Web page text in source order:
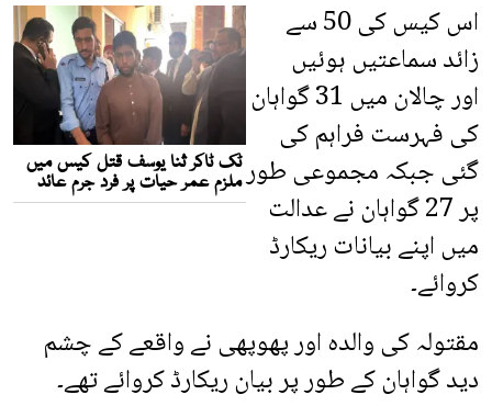
اس کیس کی 50 سے
زائد سماعتیں ہوئیں
اور چالان میں 31 گواہان
کی فہرست فراہم کی
گئی جبکہ مجموعی طور
پر 27 گواہان نے عدالت
میں اپنے بیانات ریکارڈ
کروائے۔
مقتولہ کی والدہ اور پھوپھی نے واقعے کے چشم
دید گواہان کے طور پر بیان ریکارڈ کروائے تھے۔